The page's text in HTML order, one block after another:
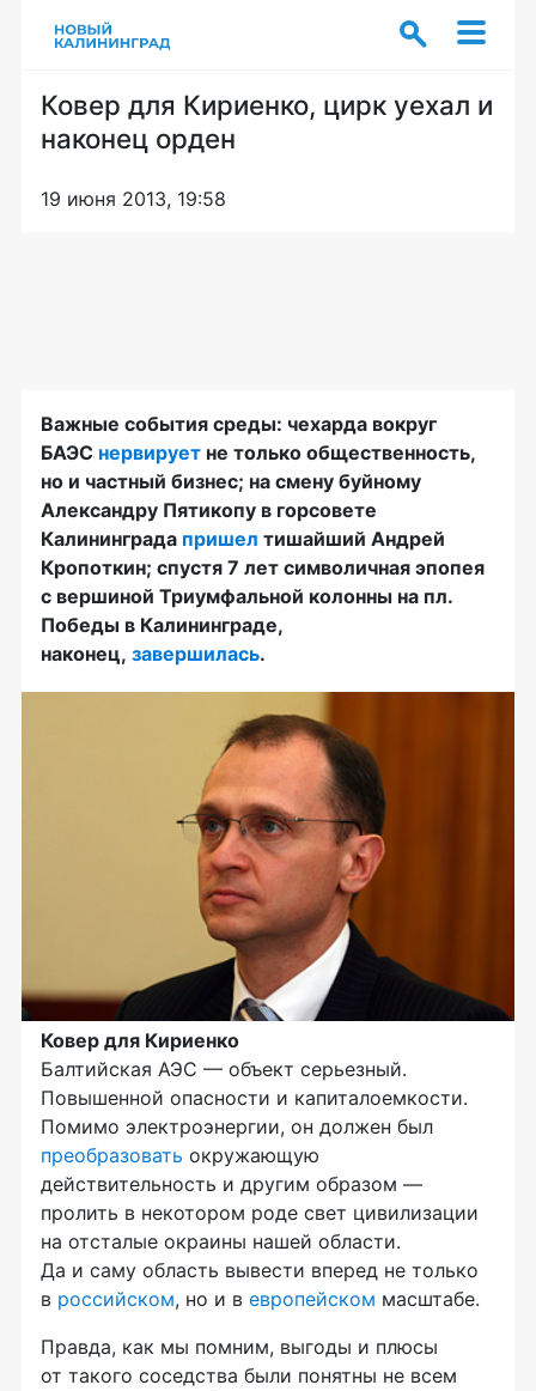
Ковер для Кириенко, цирк уехал и
наконец орден
19 июня 2013, 19:58
Важные события среды: чехарда вокруг
БАЭС нервирует не только общественность,
но и частный бизнес; на смену буйному
Александру Пятикопу в горсовете
Калининграда пришел тишайший Андрей
Кропоткин; спустя 7 лет символичная эпопея
с вершиной Триумфальной колонны на пл.
Победы в Калининграде,
наконец, завершилась.
Ковер для Кириенко
Балтийская АЭС — объект серьезный.
Повышенной опасности и капиталоемкости.
Помимо электроэнергии, он должен был
преобразовать окружающую
действительность и другим образом —
пролить в некотором роде свет цивилизации
на отсталые окраины нашей области.
Да и саму область вывести вперед не только
в российском, но и в европейском масштабе.
Правда, как мы помним, выгоды и плюсы
от такого соседства были понятны не всем